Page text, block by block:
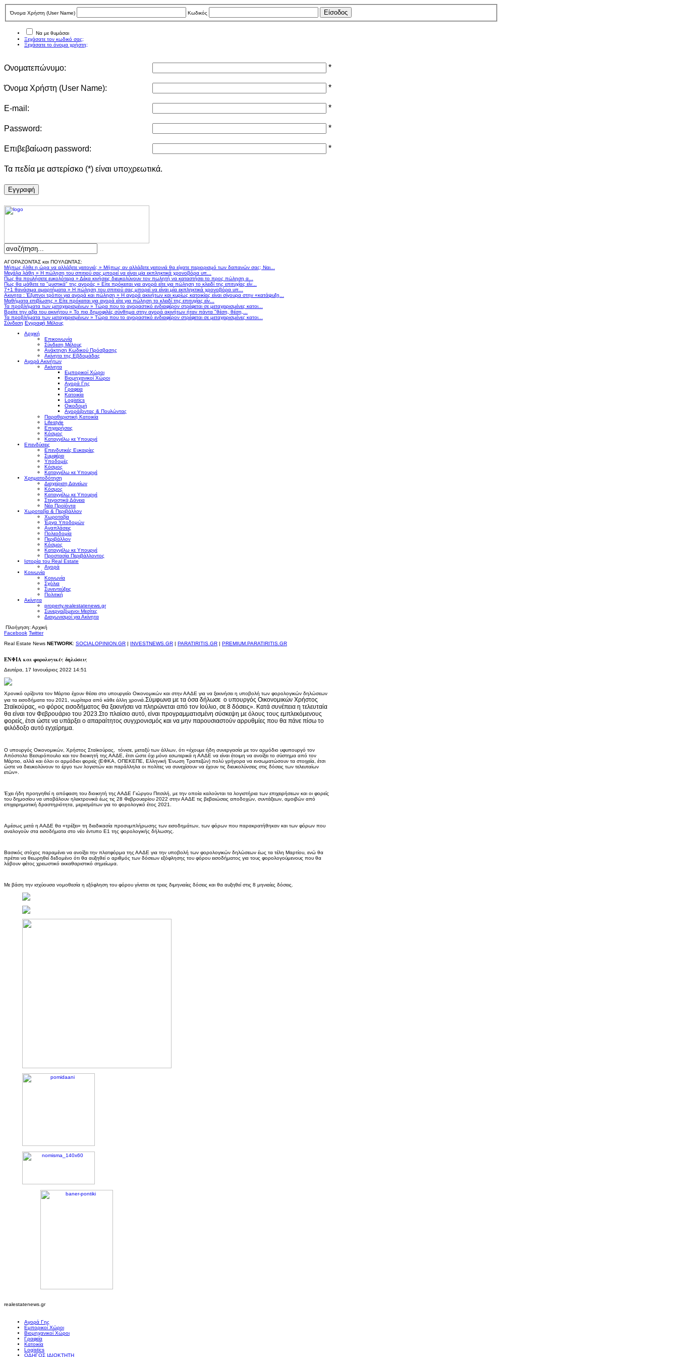
Όνομα Χρήστη (User Νame) Κωδικός
Να με θυμάσαι
Ξεχάσατε τον κωδικό σας;
Ξεχάσατε το όνομα χρήστη;
Ονοματεπώνυμο: *
Όνομα Χρήστη (User Νame): *
E-mail: *
Password: *
Επιβεβαίωση password: *
Τα πεδία με αστερίσκο (*) είναι υποχρεωτικά.
Eγγραφή
ΑΓΟΡΑΖΟΝΤΑΣ και ΠΟΥΛΩΝΤΑΣ:
Μήπως ήλθε η ώρα να αλλάξετε γειτονιά; » Μήπως αν αλλάζατε γειτονιά θα είχατε περιορισμό των δαπανών σας; Ναι...
Μεγάλα λάθη » Η πώληση του σπιτιού σας μπορεί να είναι μία εκπληκτικά χρονοβόρα υπ...
Πως θα πουλήσετε ευκολότερα » Δέκα κινήσεις διευκολύνουν τον πωλητή να καταστήσει το προς πώληση α...
Πως θα μάθετε τα "μυστικά" της αγοράς » Είτε πρόκειται για αγορά είτε για πώληση το κλειδί της επιτυχίας είν...
7+1 θανάσιμα αμαρτήματα » Η πώληση του σπιτιού σας μπορεί να είναι μία εκπληκτικά χρονοβόρα υπ...
Ακινητα : Έξυπνοι τρόποι για αγορά και πώληση » Η αγορά ακινήτων και κυρίως κατοικίας είναι σίγουρα στην «κατάψυξη...
Μαθήματα επιβίωσης » Είτε πρόκειται για αγορά είτε για πώληση το κλειδί της επιτυχίας είν...
Τα προβλήματα των μεταχειρισμένων » Τώρα που το αγοραστικό ενδιαφέρον στρέφεται σε μεταχειρισμένες κατοι...
Βρείτε την αξία του ακινήτου » Το πιο δημοφιλές σύνθημα στην αγορά ακινήτων ήταν πάντα "θέση, θέση,...
Τα προβλήματα των μεταχειρισμένων » Τώρα που το αγοραστικό ενδιαφέρον στρέφεται σε μεταχειρισμένες κατοι...
Σύνδεση Εγγραφή Μέλους
Αρχική
Επικοινωνία
Σύνδεση Μέλους
Ανάκτηση Κωδικού Πρόσβασης
Ακίνητα της Εβδομάδας
Αγορά Ακινήτων
Ακίνητα
Εμπορικοί Χώροι
Βιομηχανικοί Χώροι
Αγορά Γης
Γραφεια
Κατοικία
Logistics
Οικοδομή
Αγοράζοντας & Πουλώντας
Παραθεριστική Κατοικία
Lifestyle
Επιχειρήσεις
Κόσμος
Καταγγέλω κε Υπουργέ
Επενδύσεις
Επενδυτικές Ευκαιρίες
Συμφέρει
Υποδομές
Κόσμος
Καταγγέλω κε Υπουργέ
Χρηματοδότηση
Διαχείριση Δανείων
Κόσμος
Καταγγέλω κε Υπουργέ
Στεγαστικά Δάνεια
Νέα Προϊόντα
Χωροταξία & Περιβάλλον
Χωροταξία
Έργα Υποδομών
Αναπλάσεις
Πολεοδομία
Περιβάλλον
Κόσμος
Καταγγέλω κε Υπουργέ
Προστασία Περιβάλλοντος
Ιστορία του Real Estate
Αγορά
Κοινωνία
Κοινωνία
Σχόλια
Συνεντεύξεις
Πολιτική
Ακίνητα
property.realestatenews.gr
Συνεργαζόμενοι Μεσίτες
Διαγωνισμοί για Ακίνητα
Πλοήγηση: Αρχική
Facebook Twitter
Real Estate News NETWORK: SOCIALOPINION.GR | INVESTNEWS.GR | PARATIRITIS.GR | PREMIUM.PARATIRITIS.GR
ΕΝΦΙΑ και φορολογικές δηλώσεις
Δευτέρα, 17 Ιανουάριος 2022 14:51
Χρονικό ορίζοντα τον Μάρτιο έχουν θέσει στο υπουργείο Οικονομικών και στην ΑΑΔΕ για να ξεκινήσει η υποβολή των φορολογικών δηλώσεων
για τα εισοδήματα του 2021, νωρίτερα από κάθε άλλη χρονιά. Σύμφωνα με τα όσα δήλωσε ο υπουργός Οικονομικών Χρήστος
Σταϊκούρας, «ο φόρος εισοδήματος θα ξεκινήσει να πληρώνεται από τον Ιούλιο, σε 8 δόσεις». Κατά συνέπεια η τελευταία
θα είναι τον Φεβρουάριο του 2023. Στο πλαίσιο αυτό, είναι προγραμματισμένη σύσκεψη με όλους τους εμπλεκόμενους
φορείς, έτσι ώστε να υπάρξει ο απαραίτητος συγχρονισμός και να μην παρουσιαστούν αρρυθμίες που θα πάνε πίσω το
φιλόδοξο αυτό εγχείρημα.
Ο υπουργός Οικονομικών, Χρήστος Σταϊκούρας, τόνισε, μεταξύ των άλλων, ότι «έχουμε ήδη συνεργασία με τον αρμόδιο υφυπουργό τον
Απόστολο Βεσυρόπουλο και τον διοικητή της ΑΑΔΕ, έτσι ώστε όχι μόνο εσωτερικά η ΑΑΔΕ να είναι έτοιμη να ανοίξει το σύστημα από τον
Μάρτιο, αλλά και όλοι οι αρμόδιοι φορείς (ΕΦΚΑ, ΟΠΕΚΕΠΕ, Ελληνική Ένωση Τραπεζών) πολύ γρήγορα να ενσωματώσουν τα στοιχεία, έτσι
ώστε να διευκολύνουν το έργο των λογιστών και παράλληλα οι πολίτες να συνεχίσουν να έχουν τις διευκολύνσεις στις δόσεις των τελευταίων
ετών».
Έχει ήδη προηγηθεί η απόφαση του διοικητή της ΑΑΔΕ Γιώργου Πιτσιλή, με την οποία καλούνται τα λογιστήρια των επιχειρήσεων και οι φορείς
του δημοσίου να υποβάλουν ηλεκτρονικά έως τις 28 Φεβρουαρίου 2022 στην ΑΑΔΕ τις βεβαιώσεις αποδοχών, συντάξεων, αμοιβών από
επιχειρηματική δραστηριότητα, μερισμάτων για το φορολογικό έτος 2021.
Αμέσως μετά η ΑΑΔΕ θα «τρέξει» τη διαδικασία προσυμπλήρωσης των εισοδημάτων, των φόρων που παρακρατήθηκαν και των φόρων που
αναλογούν στα εισοδήματα στο νέο έντυπο Ε1 της φορολογικής δήλωσης.
Βασικός στόχος παραμένει να ανοίξει την πλατφόρμα της ΑΑΔΕ για την υποβολή των φορολογικών δηλώσεων έως τα τέλη Μαρτίου, ενώ θα
πρέπει να θεωρηθεί δεδομένο ότι θα αυξηθεί ο αριθμός των δόσεων εξόφλησης του φόρου εισοδήματος για τους φορολογούμενους που θα
λάβουν φέτος χρεωστικό εκκαθαριστικό σημείωμα.
Με βάση την ισχύουσα νομοθεσία η εξόφληση του φόρου γίνεται σε τρεις διμηνιαίες δόσεις και θα αυξηθεί στις 8 μηνιαίες δόσεις.
realestatenews.gr
Αγορά Γης
Εμπορικοί Χώροι
Βιομηχανικοί Χώροι
Γραφεία
Κατοικία
Logistics
ΟΔΗΓΟΣ ΙΔΙΟΚΤΗΤΗ